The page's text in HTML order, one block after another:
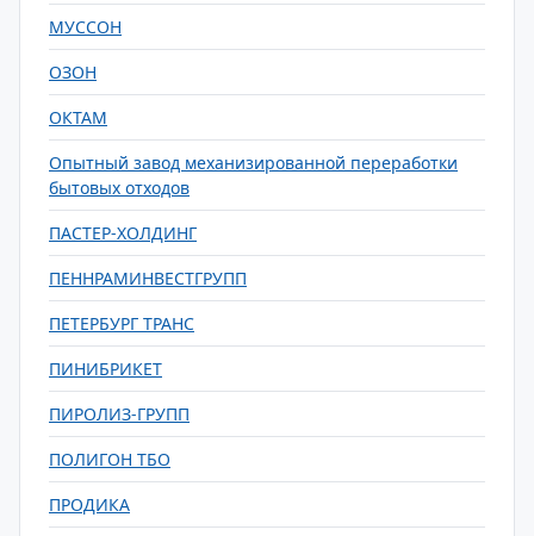
МУССОН
ОЗОН
ОКТАМ
Опытный завод механизированной переработки
бытовых отходов
ПАСТЕР-ХОЛДИНГ
ПЕННРАМИНВЕСТГРУПП
ПЕТЕРБУРГ ТРАНС
ПИНИБРИКЕТ
ПИРОЛИЗ-ГРУПП
ПОЛИГОН ТБО
ПРОДИКА